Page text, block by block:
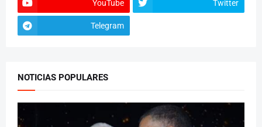
YouTube Twitter
Telegram
NOTICIAS POPULARES